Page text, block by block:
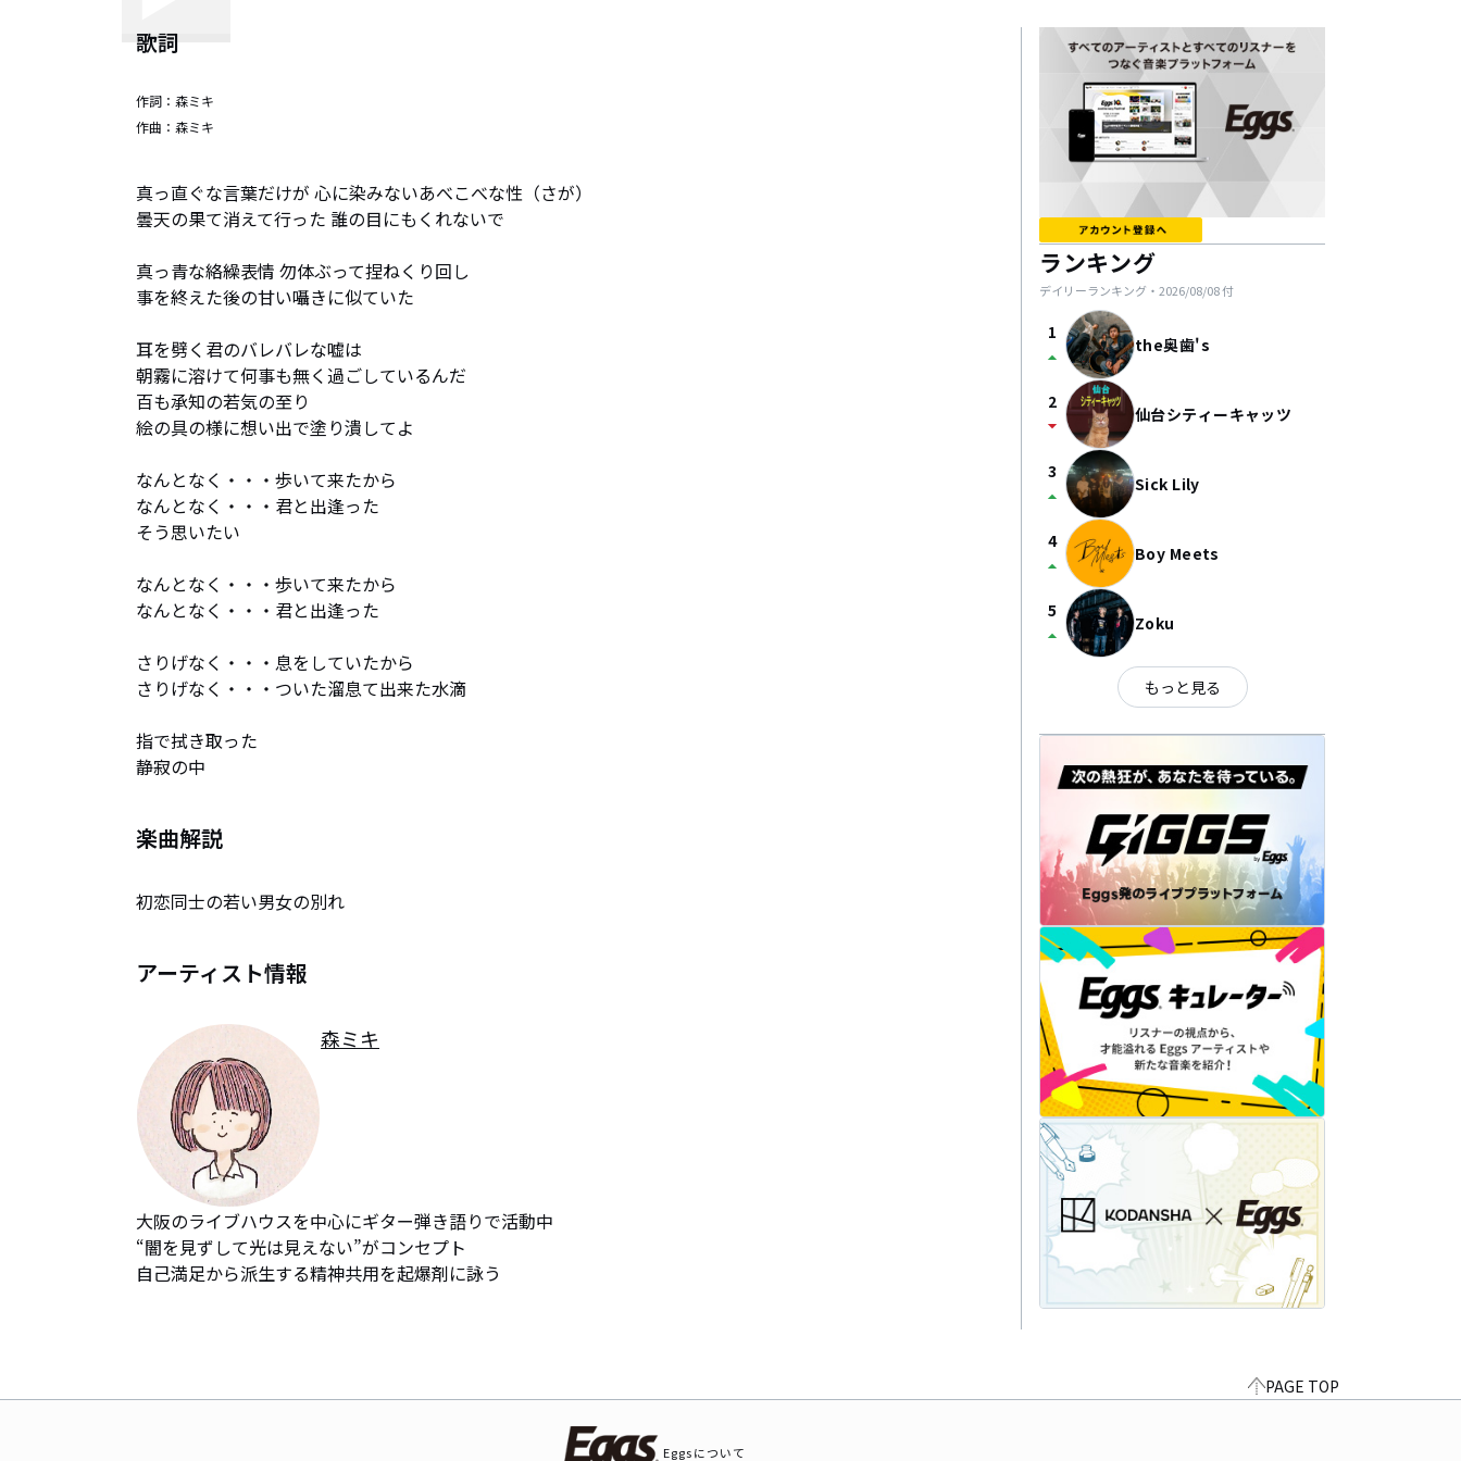
歌詞
作詞： 森ミキ
作曲： 森ミキ
真っ直ぐな言葉だけが 心に染みないあべこべな性（さが）
曇天の果て消えて行った 誰の目にもくれないで
真っ青な絡繰表情 勿体ぶって捏ねくり回し
事を終えた後の甘い囁きに似ていた
耳を劈く君のバレバレな嘘は
朝霧に溶けて何事も無く過ごしているんだ
百も承知の若気の至り
絵の具の様に想い出で塗り潰してよ
なんとなく・・・歩いて来たから
なんとなく・・・君と出逢った
そう思いたい
なんとなく・・・歩いて来たから
なんとなく・・・君と出逢った
さりげなく・・・息をしていたから
さりげなく・・・ついた溜息て出来た水滴
指で拭き取った
静寂の中
楽曲解説
初恋同士の若い男女の別れ
アーティスト情報
森ミキ
大阪のライブハウスを中心にギター弾き語りで活動中
“闇を見ずして光は見えない”がコンセプト
自己満足から派生する精神共用を起爆剤に詠う
ランキング
デイリーランキング・ 2026/08/08付
1
arrow_drop_up the奥歯's
2
arrow_drop_down 仙台シティーキャッツ
3
arrow_drop_up Sick Lily
4
arrow_drop_up Boy Meets
5
arrow_drop_up Zoku
もっと見る
PAGE TOP
Eggsについて